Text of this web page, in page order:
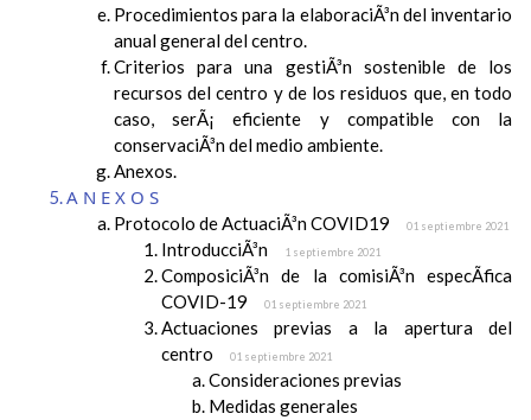
Procedimientos para la elaboraciÃ³n del inventario
anual general del centro.
Criterios para una gestiÃ³n sostenible de los
recursos del centro y de los residuos que, en todo
caso, serÃ¡ eficiente y compatible con la
conservaciÃ³n del medio ambiente.
Anexos.
ANEXOS
Protocolo de ActuaciÃ³n COVID19 01 septiembre 2021
IntroducciÃ³n 1 septiembre 2021
ComposiciÃ³n de la comisiÃ³n especÃ­fica
COVID-19
01 septiembre 2021
Actuaciones previas a la apertura del
centro
01 septiembre 2021
Consideraciones previas
Medidas generales